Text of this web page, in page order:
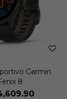
Garmin
8